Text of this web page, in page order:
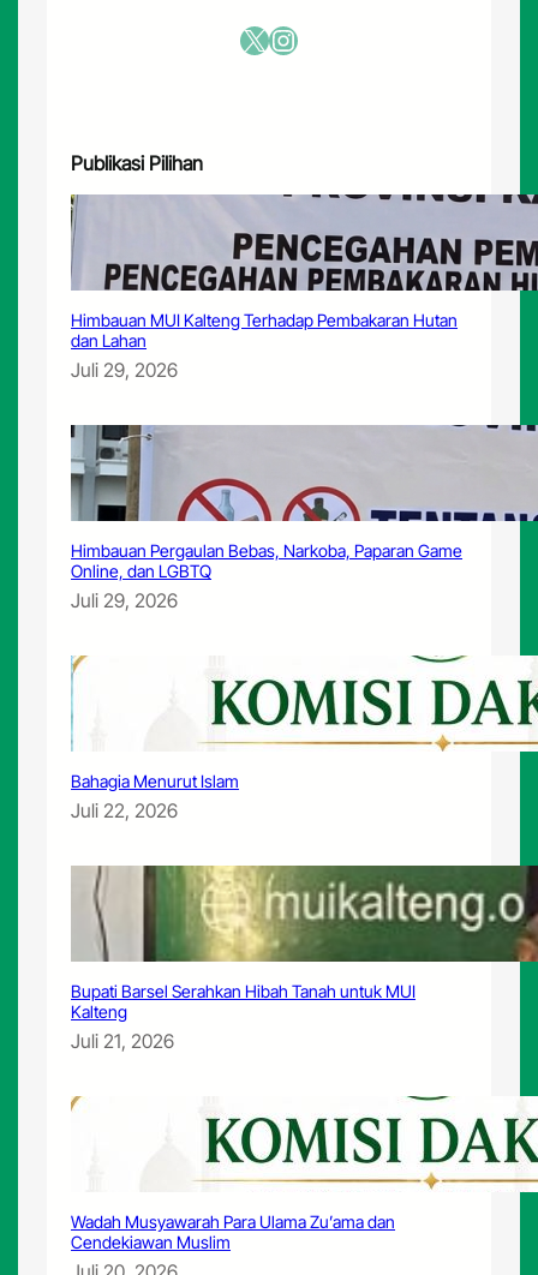
a
b
a
X Instagram
Publikasi Pilihan
Himbauan MUI Kalteng Terhadap Pembakaran Hutan
dan Lahan
Juli 29, 2026
Himbauan Pergaulan Bebas, Narkoba, Paparan Game
Online, dan LGBTQ
Juli 29, 2026
Bahagia Menurut Islam
Juli 22, 2026
Bupati Barsel Serahkan Hibah Tanah untuk MUI
Kalteng
Juli 21, 2026
Wadah Musyawarah Para Ulama Zu’ama dan
Cendekiawan Muslim